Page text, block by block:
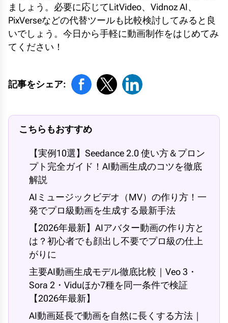
ましょう。必要に応じてLitVideo、Vidnoz AI、
PixVerseなどの代替ツールも比較検討してみると良
いでしょう。今日から手軽に動画制作をはじめてみ
てください！
記事をシェア:
こちらもおすすめ
【実例10選】Seedance 2.0 使い方＆プロン
プト完全ガイド！AI動画生成のコツを徹底
解説
AIミュージックビデオ（MV）の作り方！一
発でプロ級動画を生成する最新手法
【2026年最新】AIアバター動画の作り方と
は？初心者でも顔出し不要でプロ級の仕上
がりに
主要AI動画生成モデル徹底比較｜Veo 3・
Sora 2・Viduほか7種を同一条件で検証
【2026年最新】
AI動画延長で動画を自然に長くする方法｜